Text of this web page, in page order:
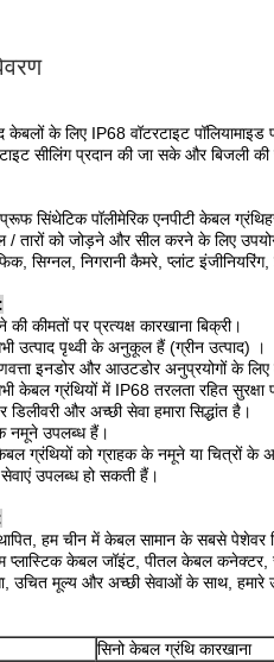
केबलों के लिए IP68 वॉटरटाइट
सीलिंग प्रदान की जा सके और बिजली
सिंथेटिक पॉलीमेरिक एनपीटी केबल
तारों को जोड़ने और सील करने के लिए उपयोग
सिग्नल, निगरानी कैमरे, प्लांट
कीमतों पर प्रत्यक्ष कारखाना बिक्री।
उत्पाद पृथ्वी के अनुकूल हैं (ग्रीन उत्पाद) ।
इनडोर और आउटडोर अनुप्रयोगों के
केबल ग्रंथियों में IP68 तरलता रहित सुरक्षा
और अच्छी सेवा हमारा सिद्धांत है।
नमूने उपलब्ध हैं।
ग्रंथियों को ग्राहक के नमूने या चित्रों के
उपलब्ध हो सकती हैं।
हम चीन में केबल सामान के सबसे पेशेवर
प्लास्टिक केबल जॉइंट, पीतल केबल
उचित मूल्य और अच्छी सेवाओं के साथ, हमारे
सिनो केबल ग्रंथि कारखाना